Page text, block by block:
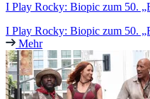
I Play Rocky: Biopic zum 50.
I Play Rocky: Biopic zum 50.
Mehr